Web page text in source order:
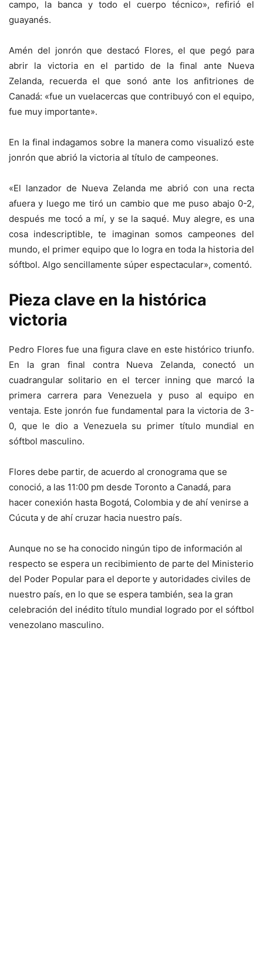
campo, la banca y todo el cuerpo técnico», refirió el
guayanés.
Amén del jonrón que destacó Flores, el que pegó para
abrir la victoria en el partido de la final ante Nueva
Zelanda, recuerda el que sonó ante los anfitriones de
Canadá: «fue un vuelacercas que contribuyó con el equipo,
fue muy importante».
En la final indagamos sobre la manera como visualizó este
jonrón que abrió la victoria al título de campeones.
«El lanzador de Nueva Zelanda me abrió con una recta
afuera y luego me tiró un cambio que me puso abajo 0-2,
después me tocó a mí, y se la saqué. Muy alegre, es una
cosa indescriptible, te imaginan somos campeones del
mundo, el primer equipo que lo logra en toda la historia del
sóftbol. Algo sencillamente súper espectacular», comentó.
Pieza clave en la histórica
victoria
Pedro Flores fue una figura clave en este histórico triunfo.
En la gran final contra Nueva Zelanda, conectó un
cuadrangular solitario en el tercer inning que marcó la
primera carrera para Venezuela y puso al equipo en
ventaja. Este jonrón fue fundamental para la victoria de 3-
0, que le dio a Venezuela su primer título mundial en
sóftbol masculino.
Flores debe partir, de acuerdo al cronograma que se
conoció, a las 11:00 pm desde Toronto a Canadá, para
hacer conexión hasta Bogotá, Colombia y de ahí venirse a
Cúcuta y de ahí cruzar hacia nuestro país.
Aunque no se ha conocido ningún tipo de información al
respecto se espera un recibimiento de parte del Ministerio
del Poder Popular para el deporte y autoridades civiles de
nuestro país, en lo que se espera también, sea la gran
celebración del inédito título mundial logrado por el sóftbol
venezolano masculino.